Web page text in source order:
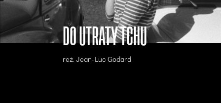
DO UTRATY TCHU
reż. Jean-Luc Godard